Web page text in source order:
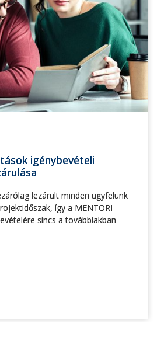
igénybevételi
lezárult minden ügyfelünk
így a MENTORI
sincs a továbbiakban